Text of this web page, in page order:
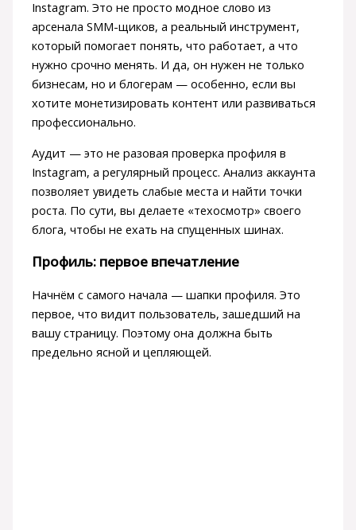
Instagram. Это не просто модное слово из
арсенала SMM-щиков, а реальный инструмент,
который помогает понять, что работает, а что
нужно срочно менять. И да, он нужен не только
бизнесам, но и блогерам — особенно, если вы
хотите монетизировать контент или развиваться
профессионально.
Аудит — это не разовая проверка профиля в
Instagram, а регулярный процесс. Анализ аккаунта
позволяет увидеть слабые места и найти точки
роста. По сути, вы делаете «техосмотр» своего
блога, чтобы не ехать на спущенных шинах.
Профиль: первое впечатление
Начнём с самого начала — шапки профиля. Это
первое, что видит пользователь, зашедший на
вашу страницу. Поэтому она должна быть
предельно ясной и цепляющей.